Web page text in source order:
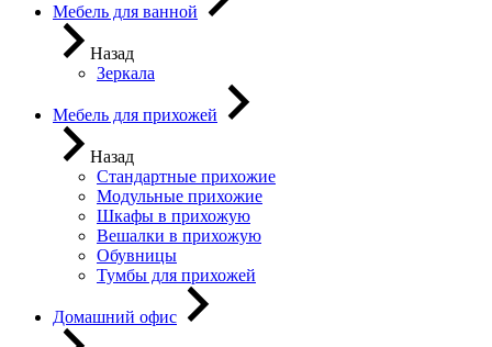
Мебель для ванной
Назад
Зеркала
Мебель для прихожей
Назад
Стандартные прихожие
Модульные прихожие
Шкафы в прихожую
Вешалки в прихожую
Обувницы
Тумбы для прихожей
Домашний офис